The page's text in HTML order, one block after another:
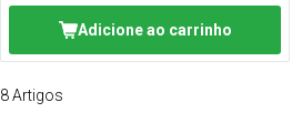
Adicione ao carrinho
8 Artigos